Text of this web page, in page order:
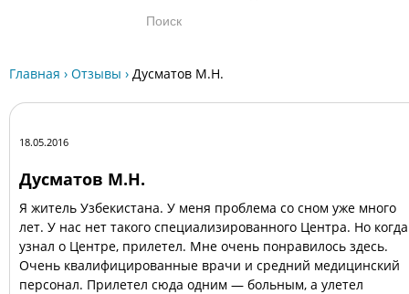
Главная › Отзывы › Дусматов М.Н.
18.05.2016
Дусматов М.Н.
Я житель Узбекистана. У меня проблема со сном уже много
лет. У нас нет такого специализированного Центра. Но
узнал о Центре, прилетел. Мне очень понравилось здесь.
Очень квалифицированные врачи и средний медицинский
персонал. Прилетел сюда одним — больным, а улетел